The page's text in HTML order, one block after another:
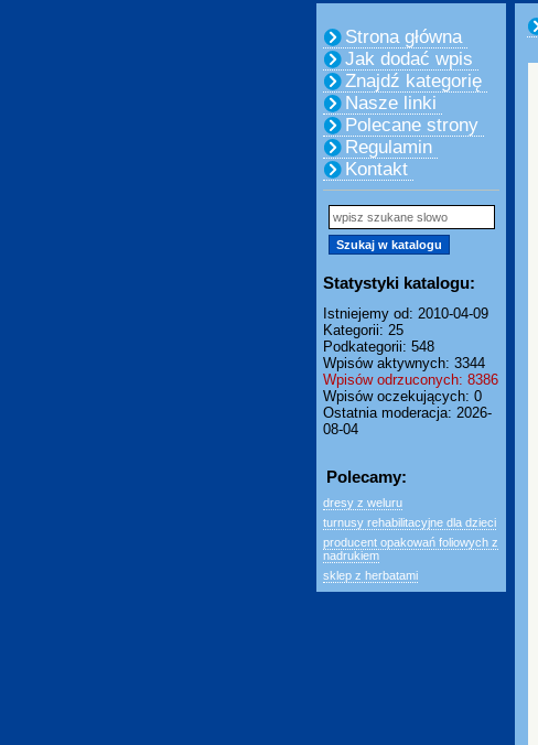
Strona główna
Jak dodać wpis
Znajdź kategorię
Nasze linki
Polecane strony
Regulamin
Kontakt
Statystyki katalogu:
Istniejemy od: 2010-04-09
Kategorii: 25
Podkategorii: 548
Wpisów aktywnych: 3344
Wpisów odrzuconych: 8386
Wpisów oczekujących: 0
Ostatnia moderacja: 2026-
08-04
Polecamy:
dresy z weluru
turnusy rehabilitacyjne dla dzieci
producent opakowań foliowych z
nadrukiem
sklep z herbatami